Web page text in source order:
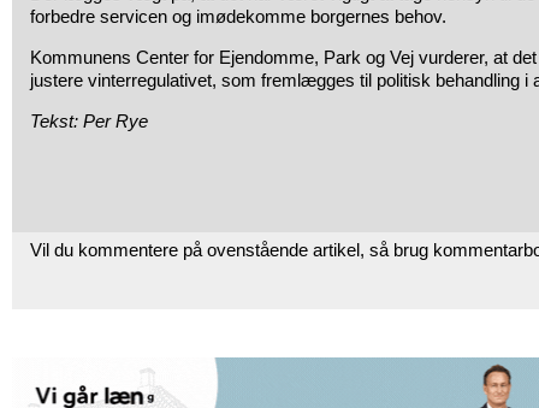
forbedre servicen og imødekomme borgernes behov.
Kommunens Center for Ejendomme, Park og Vej vurderer, at
justere vinterregulativet, som fremlægges til politisk behandling i
Tekst: Per Rye
Vil du kommentere på ovenstående artikel, så brug